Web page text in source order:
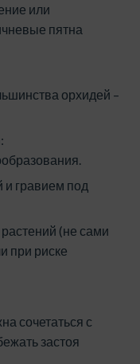
или
пятна
орхидей –
гравием под
(не сами
при риске
сочетаться с
застоя